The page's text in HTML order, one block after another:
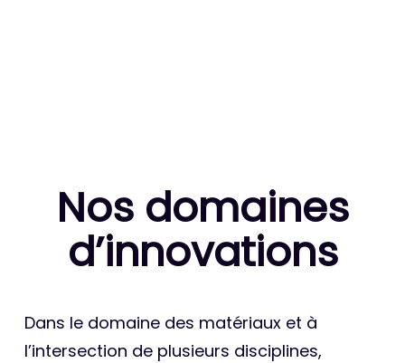
Nos domaines
d’innovations
Dans le domaine des matériaux et à
l’intersection de plusieurs disciplines,